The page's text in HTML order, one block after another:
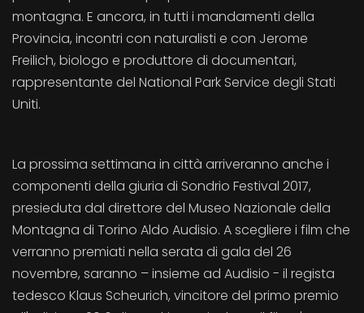
montagna. E ancora, in tutti i mandamenti della
Provincia, incontri con naturalisti e con Jerome
Freilich, biologo e produttore di documentari,
rappresentante del National Park Service degli Stati
Uniti.
La prossima settimana in città arriveranno anche i
componenti della giuria di Sondrio Festival 2017,
presieduta dal direttore del Museo Nazionale della
Montagna di Torino Aldo Audisio. A scegliere i film che
verranno premiati nella serata di gala del 26
novembre, saranno – insieme ad Audisio - il regista
tedesco Klaus Scheurich, vincitore del primo premio